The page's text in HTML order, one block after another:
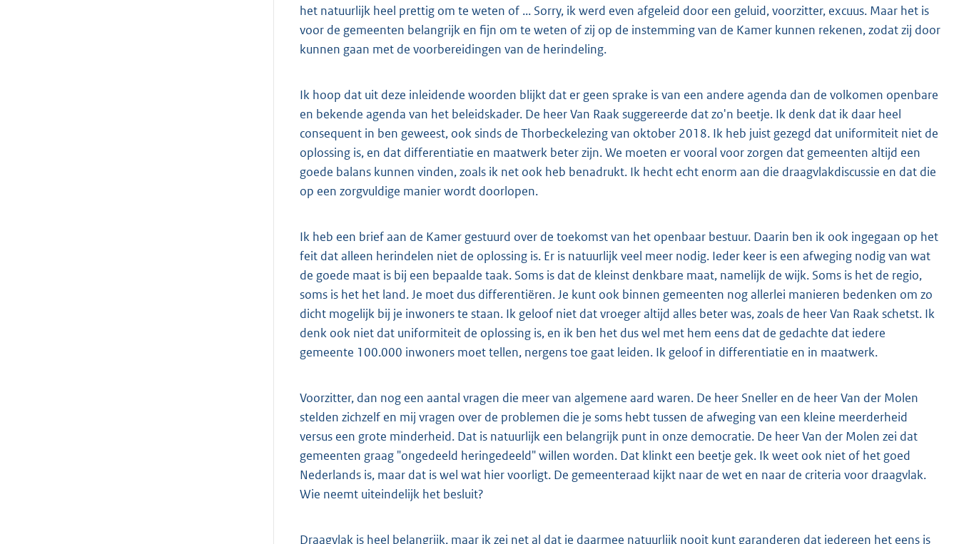
het natuurlijk heel prettig om te weten of ... Sorry, ik werd even afgeleid door een geluid, voorzitter, excuus. Maar het is
voor de gemeenten belangrijk en fijn om te weten of zij op de instemming van de Kamer kunnen rekenen, zodat zij door
kunnen gaan met de voorbereidingen van de herindeling.
Ik hoop dat uit deze inleidende woorden blijkt dat er geen sprake is van een andere agenda dan de volkomen openbare
en bekende agenda van het beleidskader. De heer Van Raak suggereerde dat zo'n beetje. Ik denk dat ik daar heel
consequent in ben geweest, ook sinds de Thorbeckelezing van oktober 2018. Ik heb juist gezegd dat uniformiteit niet de
oplossing is, en dat differentiatie en maatwerk beter zijn. We moeten er vooral voor zorgen dat gemeenten altijd een
goede balans kunnen vinden, zoals ik net ook heb benadrukt. Ik hecht echt enorm aan die draagvlakdiscussie en dat die
op een zorgvuldige manier wordt doorlopen.
Ik heb een brief aan de Kamer gestuurd over de toekomst van het openbaar bestuur. Daarin ben ik ook ingegaan op het
feit dat alleen herindelen niet de oplossing is. Er is natuurlijk veel meer nodig. Ieder keer is een afweging nodig van wat
de goede maat is bij een bepaalde taak. Soms is dat de kleinst denkbare maat, namelijk de wijk. Soms is het de regio,
soms is het het land. Je moet dus differentiëren. Je kunt ook binnen gemeenten nog allerlei manieren bedenken om zo
dicht mogelijk bij je inwoners te staan. Ik geloof niet dat vroeger altijd alles beter was, zoals de heer Van Raak schetst. Ik
denk ook niet dat uniformiteit de oplossing is, en ik ben het dus wel met hem eens dat de gedachte dat iedere
gemeente 100.000 inwoners moet tellen, nergens toe gaat leiden. Ik geloof in differentiatie en in maatwerk.
Voorzitter, dan nog een aantal vragen die meer van algemene aard waren. De heer Sneller en de heer Van der Molen
stelden zichzelf en mij vragen over de problemen die je soms hebt tussen de afweging van een kleine meerderheid
versus een grote minderheid. Dat is natuurlijk een belangrijk punt in onze democratie. De heer Van der Molen zei dat
gemeenten graag "ongedeeld heringedeeld" willen worden. Dat klinkt een beetje gek. Ik weet ook niet of het goed
Nederlands is, maar dat is wel wat hier voorligt. De gemeenteraad kijkt naar de wet en naar de criteria voor draagvlak.
Wie neemt uiteindelijk het besluit?
Draagvlak is heel belangrijk, maar ik zei net al dat je daarmee natuurlijk nooit kunt garanderen dat iedereen het eens is